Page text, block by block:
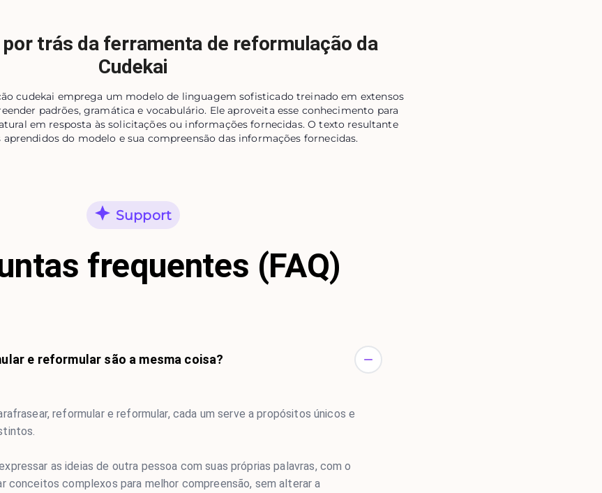
trás da ferramenta de reformulação da
Cudekai
cudekai emprega um modelo de linguagem sofisticado treinado em extensos
padrões, gramática e vocabulário. Ele aproveita esse conhecimento para
em resposta às solicitações ou informações fornecidas. O texto resultante
do modelo e sua compreensão das informações fornecidas.
Support
frequentes (FAQ)
e reformular são a mesma coisa?
reformular e reformular, cada um serve a propósitos únicos e
as ideias de outra pessoa com suas próprias palavras, com o
conceitos complexos para melhor compreensão, sem alterar a